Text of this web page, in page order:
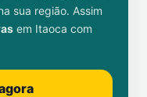
sua região. Assim
em Itaoca com